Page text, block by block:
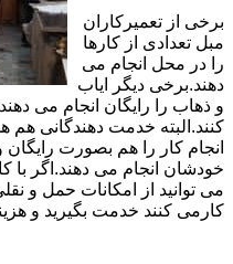
برخی از تعمیرکاران
مبل تعدادی از کارها
را در محل انجام می
دهند.برخی دیگر ایاب
و ذهاب را رایگان انجام می
کنند.البته خدمت دهندگانی هم
انجام کار را هم بصورت
خودشان انجام می دهند.اگر
می توانید از امکانات حمل و
کارمی کنند خدمت بگیرید و